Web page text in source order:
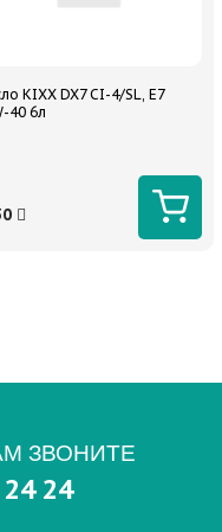
KIXX DX7 CI-4/SL, E7
40 6л
ЗВОНИТЕ
24